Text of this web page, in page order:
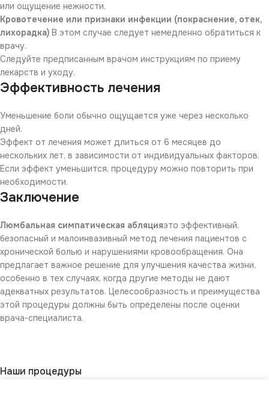
или ощущение нежности.
Кровотечение или признаки инфекции (покраснение, отек,
лихорадка) В этом случае следует немедленно обратиться к
врачу.
Следуйте предписанным врачом инструкциям по приему
лекарств и уходу.
Эффективность лечения
Уменьшение боли обычно ощущается уже через несколько
дней.
Эффект от лечения может длиться от 6 месяцев до
нескольких лет, в зависимости от индивидуальных факторов.
Если эффект уменьшится, процедуру можно повторить при
необходимости.
Заключение
Люмбальная симпатическая абляцияэто эффективный,
безопасный и малоинвазивный метод лечения пациентов с
хронической болью и нарушениями кровообращения. Она
предлагает важное решение для улучшения качества жизни,
особенно в тех случаях, когда другие методы не дают
адекватных результатов. Целесообразность и преимущества
этой процедуры должны быть определены после оценки
врача-специалиста.
Наши процедуры